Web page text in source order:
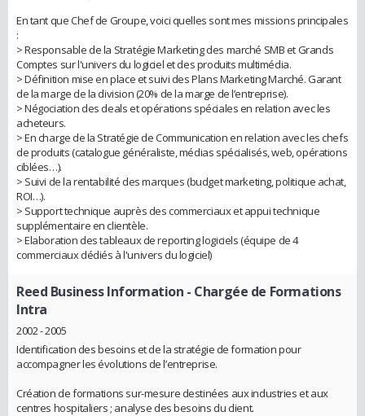
En tant que Chef de Groupe, voici quelles sont mes missions principales
:
> Responsable de la Stratégie Marketing des marché SMB et Grands
Comptes sur l'univers du logiciel et des produits multimédia.
> Définition mise en place et suivi des Plans Marketing Marché. Garant
de la marge de la division (20% de la marge de l’entreprise).
> Négociation des deals et opérations spéciales en relation avec les
acheteurs.
> En charge de la Stratégie de Communication en relation avec les chefs
de produits (catalogue généraliste, médias spécialisés, web, opérations
ciblées…).
> Suivi de la rentabilité des marques (budget marketing, politique achat,
ROI…).
> Support technique auprès des commerciaux et appui technique
supplémentaire en clientèle.
> Elaboration des tableaux de reporting logiciels (équipe de 4
commerciaux dédiés à l'univers du logiciel)
Reed Business Information - Chargée de Formations
Intra
2002 - 2005
Identification des besoins et de la stratégie de formation pour
accompagner les évolutions de l’entreprise.
Création de formations sur-mesure destinées aux industries et aux
centres hospitaliers ; analyse des besoins du client.